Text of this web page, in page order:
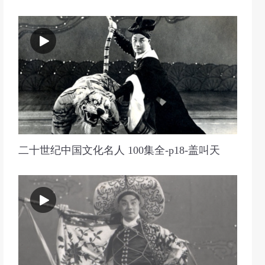
二十世纪中国文化名人 100集全-p18-盖叫天